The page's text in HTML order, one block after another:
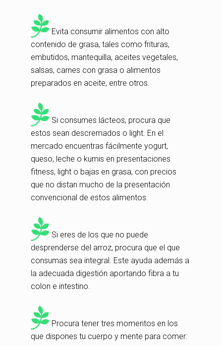
Evita consumir alimentos con alto
contenido de grasa, tales como frituras,
embutidos, mantequilla, aceites vegetales,
salsas, carnes con grasa o alimentos
preparados en aceite, entre otros.
Si consumes lácteos, procura que
estos sean descremados o light. En el
mercado encuentras fácilmente yogurt,
queso, leche o kumis en presentaciones
fitness, light o bajas en grasa, con precios
que no distan mucho de la presentación
convencional de estos alimentos.
Si eres de los que no puede
desprenderse del arroz, procura que el que
consumas sea integral. Este ayuda además a
la adecuada digestión aportando fibra a tu
colon e intestino.
Procura tener tres momentos en los
que dispones tu cuerpo y mente para comer: